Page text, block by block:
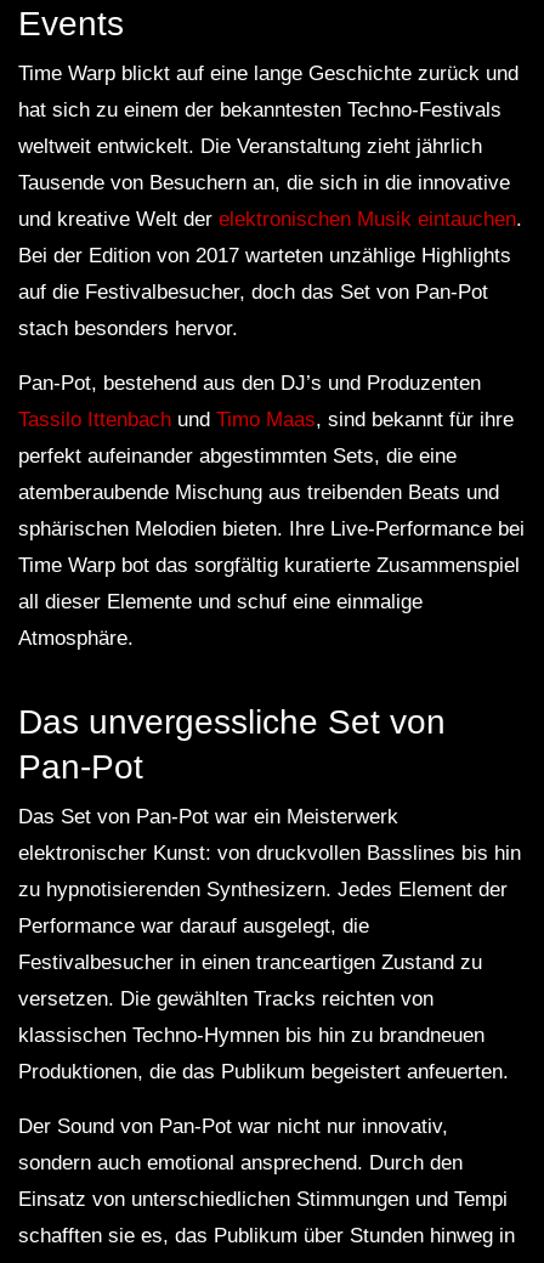
Events
Time Warp blickt auf eine lange Geschichte zurück und
hat sich zu einem der bekanntesten Techno-Festivals
weltweit entwickelt. Die Veranstaltung zieht jährlich
Tausende von Besuchern an, die sich in die innovative
und kreative Welt der elektronischen Musik eintauchen.
Bei der Edition von 2017 warteten unzählige Highlights
auf die Festivalbesucher, doch das Set von Pan-Pot
stach besonders hervor.
Pan-Pot, bestehend aus den DJ’s und Produzenten
Tassilo Ittenbach und Timo Maas, sind bekannt für ihre
perfekt aufeinander abgestimmten Sets, die eine
atemberaubende Mischung aus treibenden Beats und
sphärischen Melodien bieten. Ihre Live-Performance bei
Time Warp bot das sorgfältig kuratierte Zusammenspiel
all dieser Elemente und schuf eine einmalige
Atmosphäre.
Das unvergessliche Set von
Pan-Pot
Das Set von Pan-Pot war ein Meisterwerk
elektronischer Kunst: von druckvollen Basslines bis hin
zu hypnotisierenden Synthesizern. Jedes Element der
Performance war darauf ausgelegt, die
Festivalbesucher in einen tranceartigen Zustand zu
versetzen. Die gewählten Tracks reichten von
klassischen Techno-Hymnen bis hin zu brandneuen
Produktionen, die das Publikum begeistert anfeuerten.
Der Sound von Pan-Pot war nicht nur innovativ,
sondern auch emotional ansprechend. Durch den
Einsatz von unterschiedlichen Stimmungen und Tempi
schafften sie es, das Publikum über Stunden hinweg in